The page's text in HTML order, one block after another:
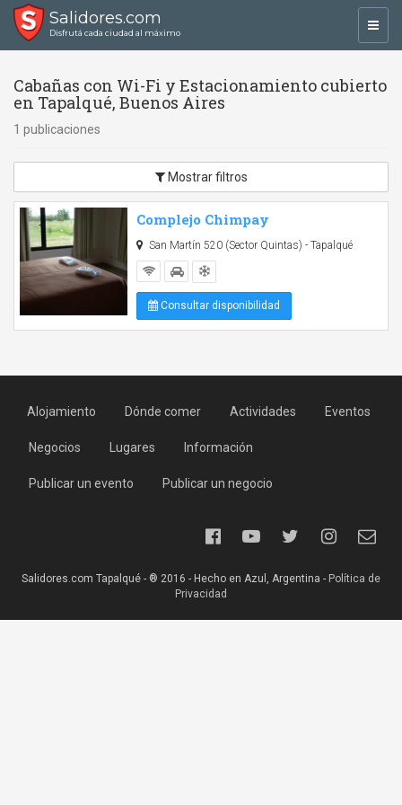
Salidores.com
Disfrutá cada ciudad al máximo
Cabañas con Wi-Fi y Estacionamiento cubierto
en Tapalqué, Buenos Aires
1 publicaciones
Mostrar filtros
Complejo Chimpay
San Martín 520 (Sector Quintas) - Tapalqué
Consultar disponibilidad
Alojamiento Dónde comer Actividades Eventos
Negocios Lugares Información
Publicar un evento Publicar un negocio
Salidores.com Tapalqué - ® 2016 - Hecho en Azul, Argentina - Política de
Privacidad